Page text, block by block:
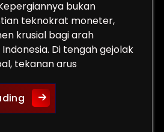
PMI
bukan
teknokrat moneter,
krusial bagi arah
Di tengah gejolak
tekanan arus
Bank Indonesia di